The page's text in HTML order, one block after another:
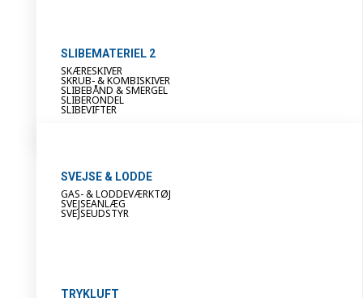
SLIBEMATERIEL 2
SKÆRESKIVER
SKRUB- & KOMBISKIVER
SLIBEBÅND & SMERGEL
SLIBERONDEL
SLIBEVIFTER
SVEJSE & LODDE
GAS- & LODDEVÆRKTØJ
SVEJSEANLÆG
SVEJSEUDSTYR
TRYKLUFT